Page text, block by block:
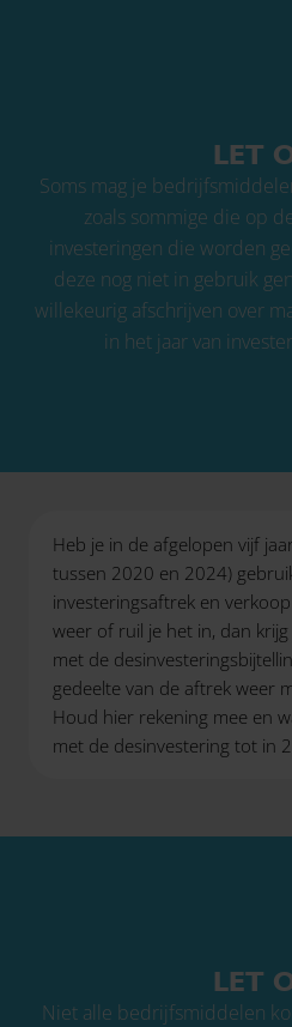
LET
Soms mag je
zoals sommige die op
investeringen die worden
deze nog niet in gebruik
willekeurig afschrijven over
in het jaar van
Heb je in de afgelopen vijf
tussen 2020 en 2024)
investeringsaftrek en
weer of ruil je het in, dan
met de
gedeelte van de aftrek weer
Houd hier rekening mee en
met de desinvestering tot in
LET
Niet alle bedrijfsmiddelen